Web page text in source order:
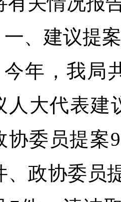
一、建议提
今年，我局
人大代表建
协委员提案
、政协委员